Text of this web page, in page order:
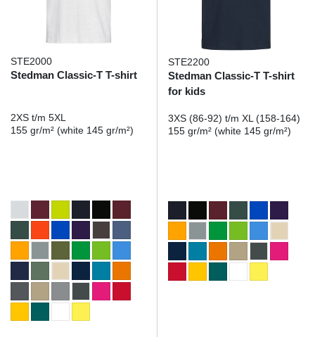
STE2000
Stedman Classic-T T-shirt
2XS t/m 5XL
155 gr/m² (white 145 gr/m²)
STE2200
Stedman Classic-T T-shirt
for kids
3XS (86-92) t/m XL (158-164)
155 gr/m² (white 145 gr/m²)